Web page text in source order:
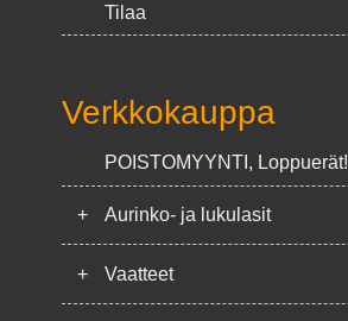
Tilaa
Verkkokauppa
POISTOMYYNTI, Loppuerät!
+ Aurinko- ja lukulasit
+ Vaatteet